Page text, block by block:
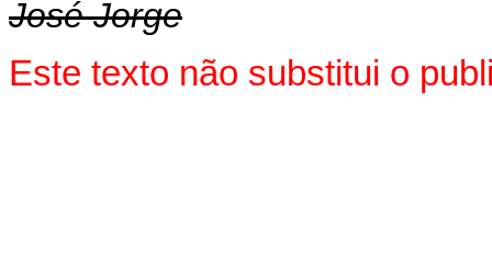
José Jorge
Este texto não substitui o